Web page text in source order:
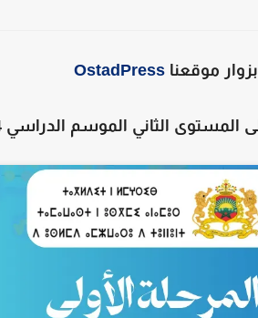
موقعناOstadPress
المستوى الثاني الموسم الدراسي 2024 - 2025